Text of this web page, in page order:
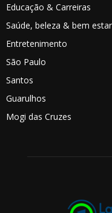
Educação & Carreiras
Saúde, beleza & bem estar
Entretenimento
São Paulo
Santos
Guarulhos
Mogi das Cruzes